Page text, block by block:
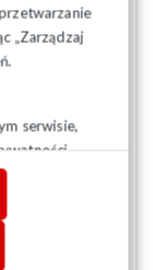
„Zarządzaj
serwisie,
dnia 17 grudnia
Ubezpieczeń
o co
roku minimalna
o 140 zł w
stawka
zł brutto.
w państwowej